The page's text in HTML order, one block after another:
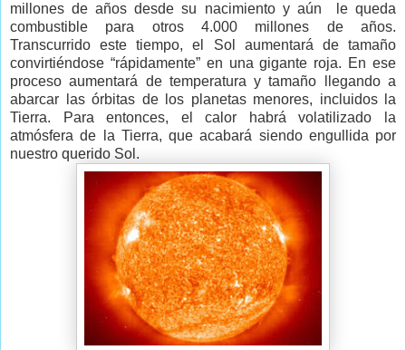
millones de años desde su nacimiento y aún le queda
combustible para otros 4.000 millones de años.
Transcurrido este tiempo, el Sol aumentará de tamaño
convirtiéndose “rápidamente” en una gigante roja. En ese
proceso aumentará de temperatura y tamaño llegando a
abarcar las órbitas de los planetas menores, incluidos la
Tierra. Para entonces, el calor habrá volatilizado la
atmósfera de la Tierra, que acabará siendo engullida por
nuestro querido Sol.